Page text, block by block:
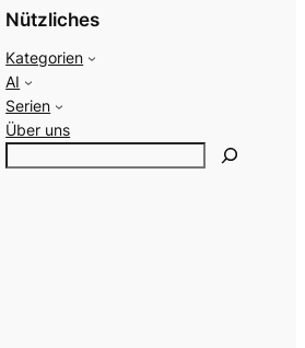
Nützliches
Kategorien
AI
Serien
Über uns